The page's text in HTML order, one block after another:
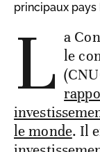
principaux pays
L a
le
le monde. Il